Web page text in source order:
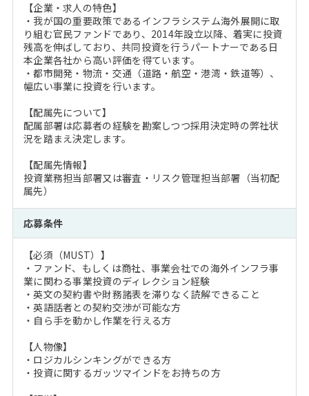
【企業・求人の特色】
・我が国の重要政策であるインフラシステム海外展開に取
り組む官民ファンドであり、2014年設立以降、着実に投資
残高を伸ばしており、共同投資を行うパートナーである日
本企業各社から高い評価を得ています。
・都市開発・物流・交通（道路・航空・港湾・鉄道等）、
幅広い事業に投資を行います。
【配属先について】
配属部署は応募者の経験を勘案しつつ採用決定時の弊社状
況を踏まえ決定します。
【配属先情報】
投資業務担当部署又は審査・リスク管理担当部署（当初配
属先）
応募条件
【必須（MUST）】
・ファンド、もしくは商社、事業会社での海外インフラ事
業に関わる事業投資のディレクション経験
・英文の契約書や財務諸表を滞りなく読解できること
・英語話者との契約交渉が可能な方
・自ら手を動かし作業を行える方
【人物像】
・ロジカルシンキングができる方
・投資に関するガッツマインドをお持ちの方